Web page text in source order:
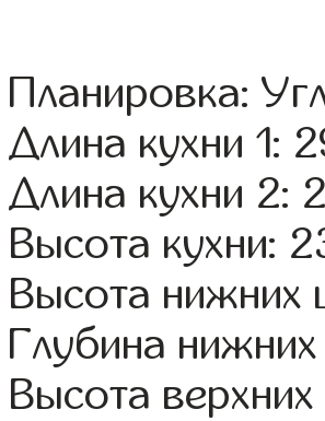
Планировка:
Длина кухни 1:
Длина кухни 2:
Высота кухни:
Высота
Глубина
Высота